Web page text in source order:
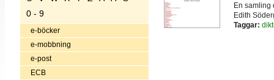
0 - 9
e-böcker
e-mobbning
e-post
ECB
En samling
Edith
Taggar: